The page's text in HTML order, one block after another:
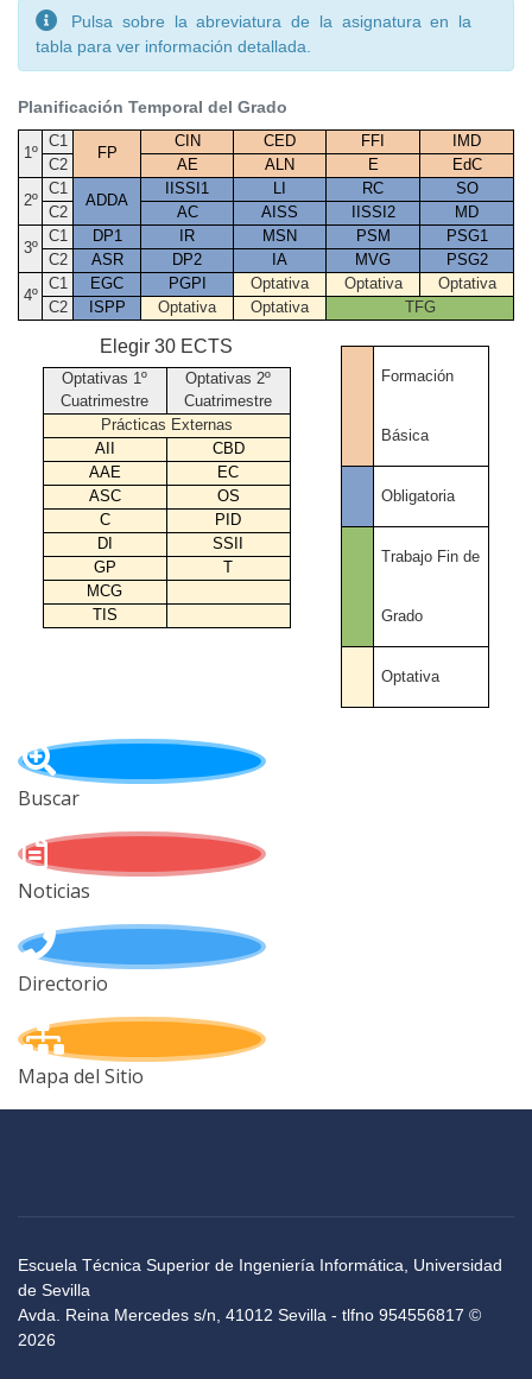
Pulsa sobre la abreviatura de la asignatura en la
tabla para ver información detallada.
Planificación Temporal del Grado
1º
C1
FP
CIN CED FFI
IMD
C2
AE ALN E EdC
2º
C1
ADDA
IISSI1 LI RC
SO
C2
AC AISS IISSI2 MD
3º
C1 DP1 IR MSN PSM
PSG1
C2
ASR DP2 IA MVG PSG2
4º
C1 EGC PGPI Optativa Optativa
Optativa
C2
ISPP Optativa Optativa TFG
Elegir 30 ECTS
Optativas 1º
Cuatrimestre
Optativas 2º
Cuatrimestre
Prácticas Externas
AII
CBD
AAE
EC
ASC
OS
C
PID
DI
SSII
GP
MCG
TIS
Formación
Básica
Obligatoria
Trabajo Fin de
Grado
Optativa
Buscar
Noticias
Directorio
Mapa del Sitio
Escuela Técnica Superior de Ingeniería Informática, Universidad
de Sevilla
Avda. Reina Mercedes s/n, 41012 Sevilla - tlfno 954556817 ©
2026